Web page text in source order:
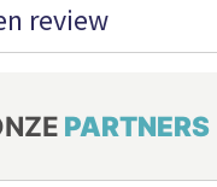
review
PARTNERS